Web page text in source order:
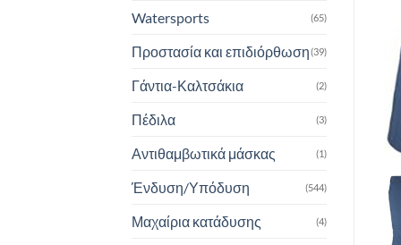
Watersports (65)
Προστασία και επιδιόρθωση(39)
Γάντια-Καλτσάκια (2)
Πέδιλα (3)
Αντιθαμβωτικά μάσκας (1)
Ένδυση/Υπόδυση (544)
Μαχαίρια κατάδυσης (4)